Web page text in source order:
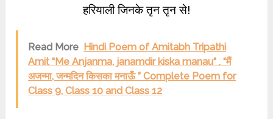
हरियाली जिनके तृन तृन से!
Read More Hindi Poem of Amitabh Tripathi
Amit “Me Anjanma, janamdir kiska manau“ , “मैं
अजन्मा, जन्मदिन किसका मनाऊँ ” Complete Poem for
Class 9, Class 10 and Class 12